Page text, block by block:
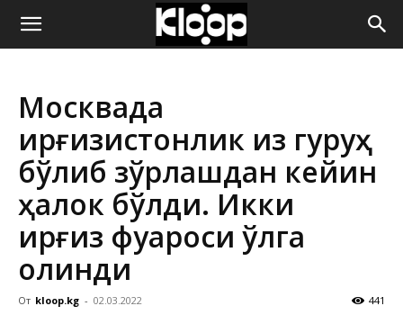
ҚИРҒИЗИСТОН
ЯНГИЛИКЛАРИ
Москвада
қирғизистонлик қиз гуруҳ
бўлиб зўрлашдан кейин
ҳалок бўлди. Икки
қирғиз фуқароси қўлга
олинди
От kloop.kg - 02.03.2022 441